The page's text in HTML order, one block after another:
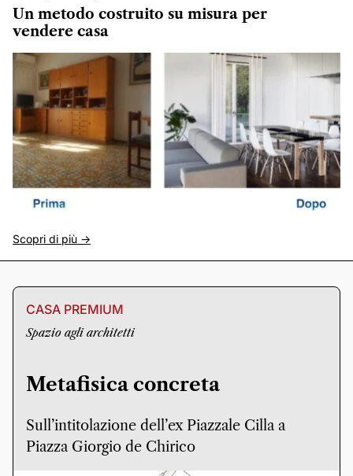
Un metodo costruito su misura per
vendere casa
Scopri di più ->
CASA PREMIUM
Spazio agli architetti
Metafisica concreta
Sull’intitolazione dell’ex Piazzale Cilla a
Piazza Giorgio de Chirico